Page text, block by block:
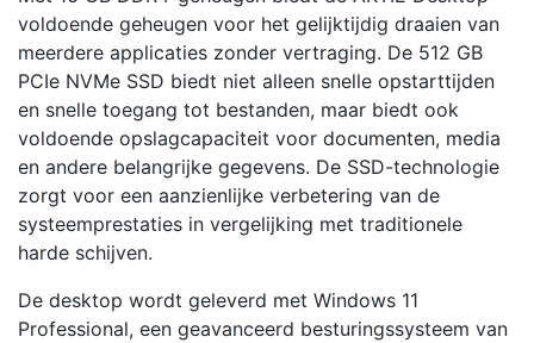
voldoende geheugen voor het gelijktijdig draaien van
meerdere applicaties zonder vertraging. De 512 GB
PCIe NVMe SSD biedt niet alleen snelle opstarttijden
en snelle toegang tot bestanden, maar biedt ook
voldoende opslagcapaciteit voor documenten, media
en andere belangrijke gegevens. De SSD-technologie
zorgt voor een aanzienlijke verbetering van de
systeemprestaties in vergelijking met traditionele
harde schijven.
De desktop wordt geleverd met Windows 11
Professional, een geavanceerd besturingssysteem van